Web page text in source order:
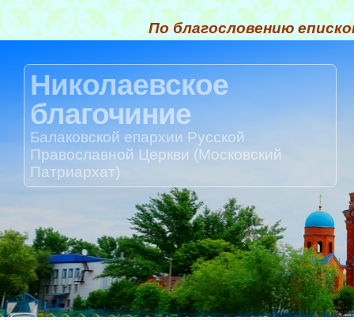
По благословению
Николаевское
благочиние
Балаковской епархии Русской
Православной Церкви (Московский
Патриархат)